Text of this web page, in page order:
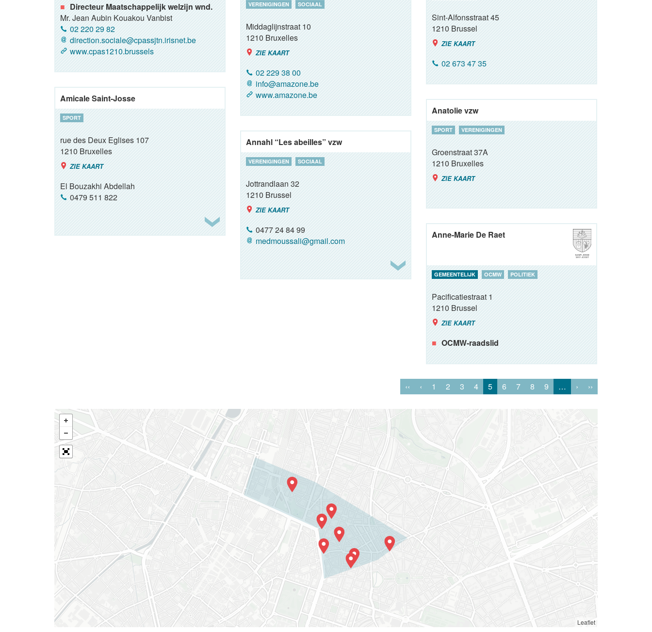
Directeur Maatschappelijk welzijn wnd.
Mr. Jean Aubin Kouakou Vanbist
02 220 29 82
direction.sociale@cpassjtn.irisnet.be
www.cpas1210.brussels
Sint-Alfonsstraat 45
1210Brussel
ZIE KAART
02 673 47 35
VERENIGINGEN SOCIAAL
Middaglijnstraat 10
1210Bruxelles
ZIE KAART
02 229 38 00
info@amazone.be
www.amazone.be
Amicale Saint-Josse
SPORT
rue des Deux Eglises 107
1210Bruxelles
ZIE KAART
El Bouzakhi Abdellah
0479 511 822
Anatolie vzw
SPORT VERENIGINGEN
Groenstraat 37A
1210Bruxelles
ZIE KAART
Annahl “Les abeilles” vzw
VERENIGINGEN SOCIAAL
Jottrandlaan 32
1210Brussel
ZIE KAART
0477 24 84 99
medmoussali@gmail.com
Anne-Marie De Raet
GEMEENTELIJK OCMW POLITIEK
Pacificatiestraat 1
1210Brussel
ZIE KAART
OCMW-raadslid
‹‹ ‹ 1 2 3 4 5 6 7 8 9 … › ››
Leaflet